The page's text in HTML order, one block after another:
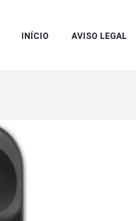
INÍCIO AVISO LEGAL